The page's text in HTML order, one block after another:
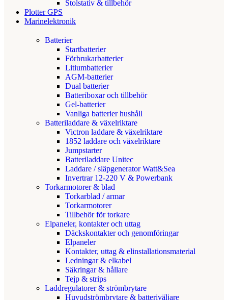
Stolstativ & tillbehör
Plotter GPS
Marinelektronik
Batterier
Startbatterier
Förbrukarbatterier
Litiumbatterier
AGM-batterier
Dual batterier
Batteriboxar och tillbehör
Gel-batterier
Vanliga batterier hushåll
Batteriladdare & växelriktare
Victron laddare & växelriktare
1852 laddare och växelriktare
Jumpstarter
Batteriladdare Unitec
Laddare / släpgenerator Watt&Sea
Invertrar 12-220 V & Powerbank
Torkarmotorer & blad
Torkarblad / armar
Torkarmotorer
Tillbehör för torkare
Elpaneler, kontakter och uttag
Däckskontakter och genomföringar
Elpaneler
Kontakter, uttag & elinstallationsmaterial
Ledningar & elkabel
Säkringar & hållare
Tejp & strips
Laddregulatorer & strömbrytare
Huvudströmbrytare & batteriväljare